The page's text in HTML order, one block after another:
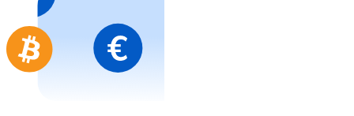
Vai al negozio di carte regalo